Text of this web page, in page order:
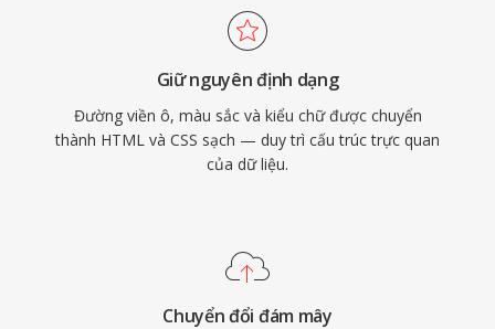
Giữ nguyên định dạng
Đường viền ô, màu sắc và kiểu chữ được chuyển
thành HTML và CSS sạch — duy trì cấu trúc trực quan
của dữ liệu.
Chuyển đổi đám mây